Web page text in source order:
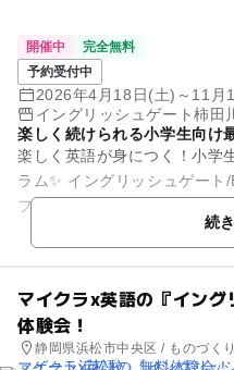
開催中
完全無料
予約受付中
2026年4月18日(土)～11月
イングリッシュゲート柿田
楽しく続けられる小学生向け
楽しく英語が身につく！小学
ラム✨ イングリッシュゲー
フト・タイピング・動画の3
続
マイクラx英語の『イン
体験会！
静岡県浜松市中央区 / ものづく